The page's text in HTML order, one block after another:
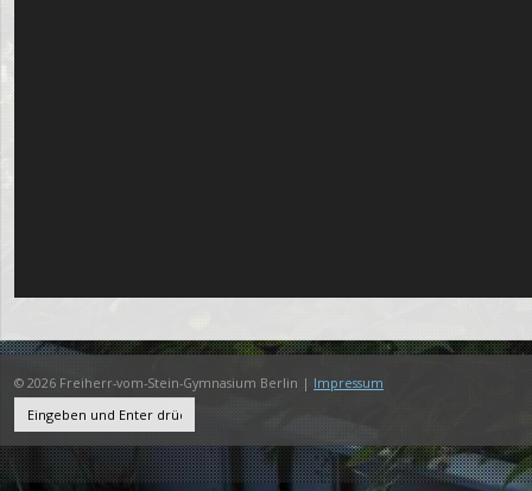
© 2026 Freiherr-vom-Stein-Gymnasium Berlin | Impressum